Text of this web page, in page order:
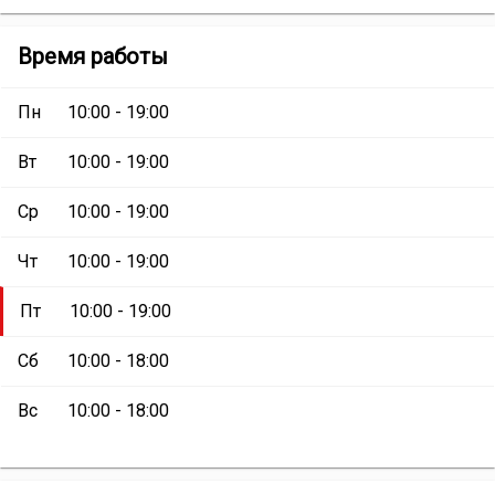
сети
магазинов
игрушки»:
Время работы
игрушки»
Пн 10:00 - 19:00
Вт 10:00 - 19:00
Ср 10:00 - 19:00
Чт 10:00 - 19:00
Пт 10:00 - 19:00
Сб 10:00 - 18:00
Вс 10:00 - 18:00